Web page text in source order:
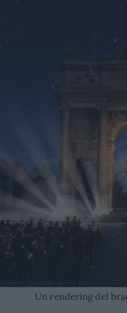
Un rendering del